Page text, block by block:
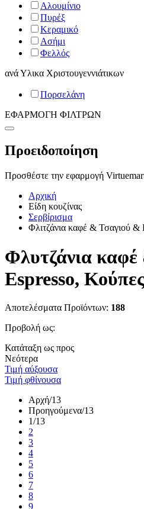
Αλουμίνιο
Πυρέξ
Κεραμικό
Ασήμι
Φελλός
ανάΥλικα Χριστουγεννιάτικων
Πορσελάνη
ΕΦΑΡΜΟΓΗ ΦΙΛΤΡΩΝ
Προειδοποίηση
Προσθέστε την εφαρμογή
Αρχική
Είδη κουζίνας
Σερβίρισμα
Φλιτζάνια καφέ & Τσαγιού &
Φλυτζάνια
Espresso,
Αποτελέσματα Προϊόντων: 188
Προβολή ως:
Κατάταξη ως προς
Νεότερα
Τιμή αύξουσα
Τιμή φθίνουσα
Αρχή/13
Προηγούμενα/13
1/13
2
3
4
5
6
7
8
9